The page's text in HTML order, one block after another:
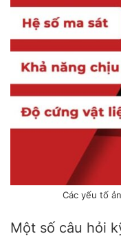
Các yếu tố
Một số câu hỏi